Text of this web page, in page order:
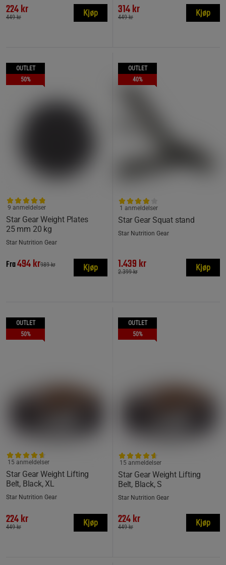
224 kr
449 kr Kjøp 314 kr
449 kr Kjøp
OUTLET
50%
Star Gear Weight Plates
25 mm 20 kg
9 anmeldelser
Star Nutrition Gear
Fra494 kr989 kr Kjøp
OUTLET
40%
Star Gear Squat stand
1 anmeldelser
Star Nutrition Gear
1.439 kr
2.399 kr Kjøp
OUTLET
50%
Star Gear Weight Lifting
Belt, Black, XL
15 anmeldelser
Star Nutrition Gear
224 kr
449 kr Kjøp
OUTLET
50%
Star Gear Weight Lifting
Belt, Black, S
15 anmeldelser
Star Nutrition Gear
224 kr
449 kr Kjøp